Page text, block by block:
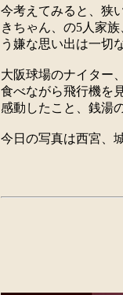
今考えてみると、狭
きちゃん、の5人家
う嫌な思い出は一切
大阪球場のナイター
食べながら飛行機を
感動したこと、銭湯
今日の写真は西宮、